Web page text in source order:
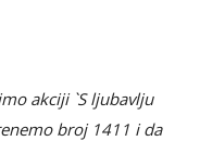
akciji `S ljubavlju
broj 1411 i da